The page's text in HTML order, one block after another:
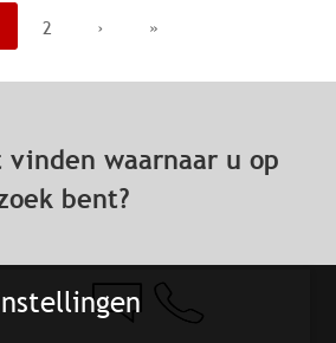
2 › »
waarnaar u op
bent?